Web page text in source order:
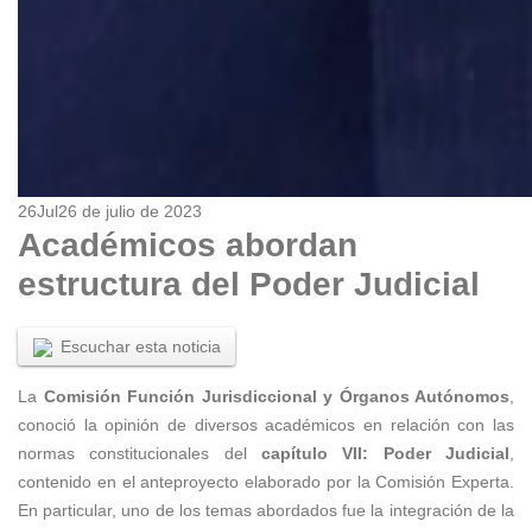
26Jul26 de julio de 2023
Académicos abordan
estructura del Poder Judicial
Escuchar esta noticia
La Comisión Función Jurisdiccional y Órganos Autónomos,
conoció la opinión de diversos académicos en relación con las
normas constitucionales del capítulo VII: Poder Judicial,
contenido en el anteproyecto elaborado por la Comisión Experta.
En particular, uno de los temas abordados fue la integración de la